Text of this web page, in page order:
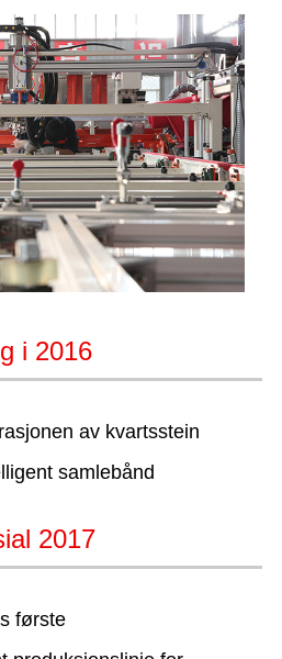
i 2016
av kvartsstein
samlebånd
2017
første